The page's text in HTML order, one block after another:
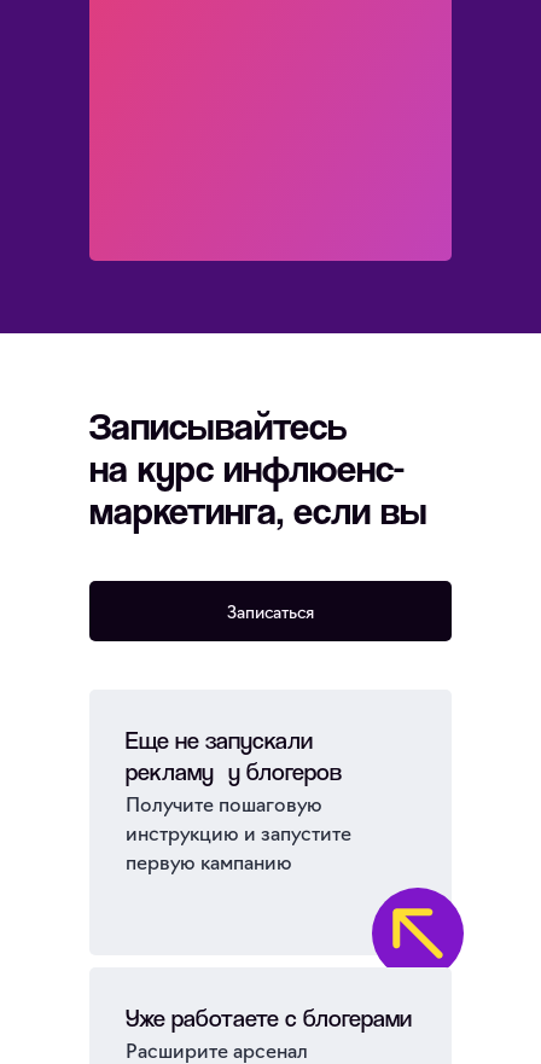
Еще не запускали
рекламу у блогеров
Получите пошаговую
инструкцию и запустите
первую кампанию
Записаться
Уже работаете с блогерами
Расширите арсенал
Записывайтесь
на курс инфлюенс-
маркетинга, если вы